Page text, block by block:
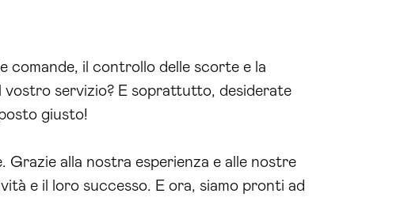
comande, il controllo delle scorte e la
vostro servizio? E soprattutto, desiderate
giusto!
Grazie alla nostra esperienza e alle nostre
e il loro successo. E ora, siamo pronti ad